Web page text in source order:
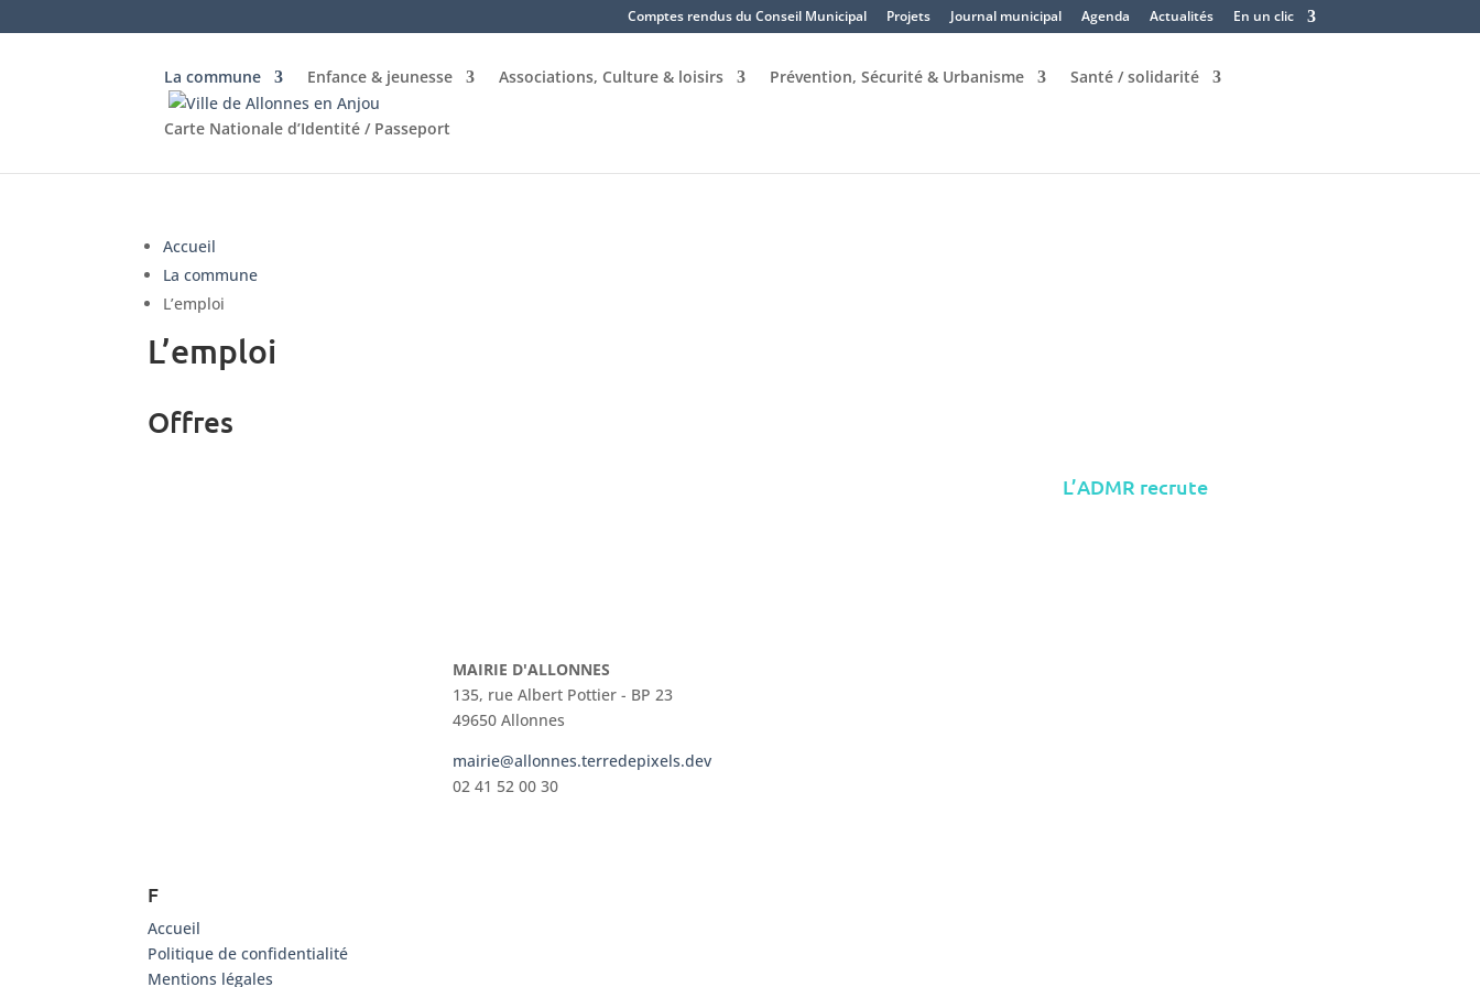
Comptes rendus du Conseil Municipal Projets Journal municipal Agenda Actualités En un clic
La commune Enfance & jeunesse Associations, Culture & loisirs Prévention, Sécurité & Urbanisme Santé / solidarité
Carte Nationale d’Identité / Passeport
Accueil
La commune
L’emploi
L’emploi
Offres
L’ADMR recrute
MAIRIE D'ALLONNES
135, rue Albert Pottier - BP 23
49650 Allonnes
mairie@allonnes.terredepixels.dev
02 41 52 00 30
F
Accueil
Politique de confidentialité
Mentions légales